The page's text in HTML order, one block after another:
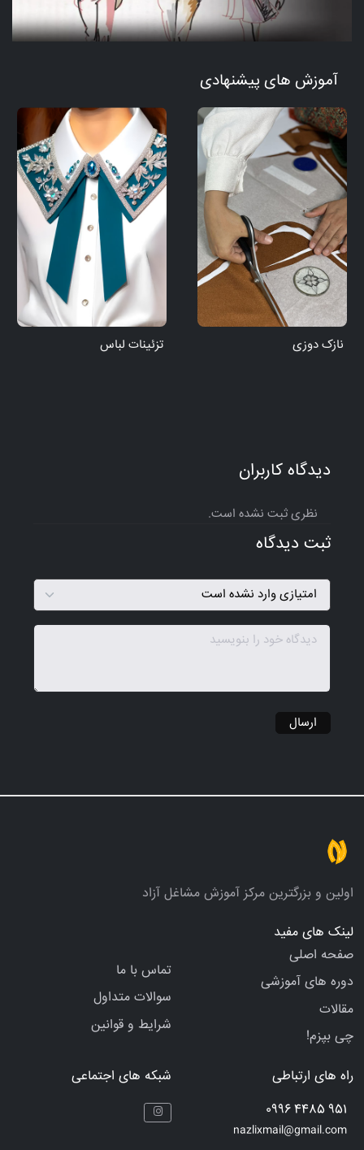
آموزش های پیشنهادی
نازک دوزی تزئینات لباس
دیدگاه کاربران
نظری ثبت نشده است.
ثبت دیدگاه
ارسال
اولین و بزرگترین مرکز آموزش مشاغل آزاد
لینک های مفید
صفحه اصلی
دوره های آموزشی
مقالات
چی بپزم!
تماس با ما
سوالات متداول
شرایط و قوانین
راه های ارتباطی
951 4485 0996
nazlixmail@gmail.com
شبکه های اجتماعی